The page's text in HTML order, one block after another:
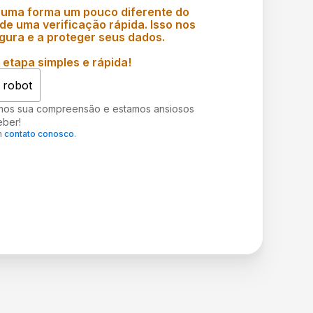
forma um pouco diferente do
uma verificação rápida. Isso nos
e a proteger seus dados.
simples e rápida!
robot
sua compreensão e estamos ansiosos
contato conosco.